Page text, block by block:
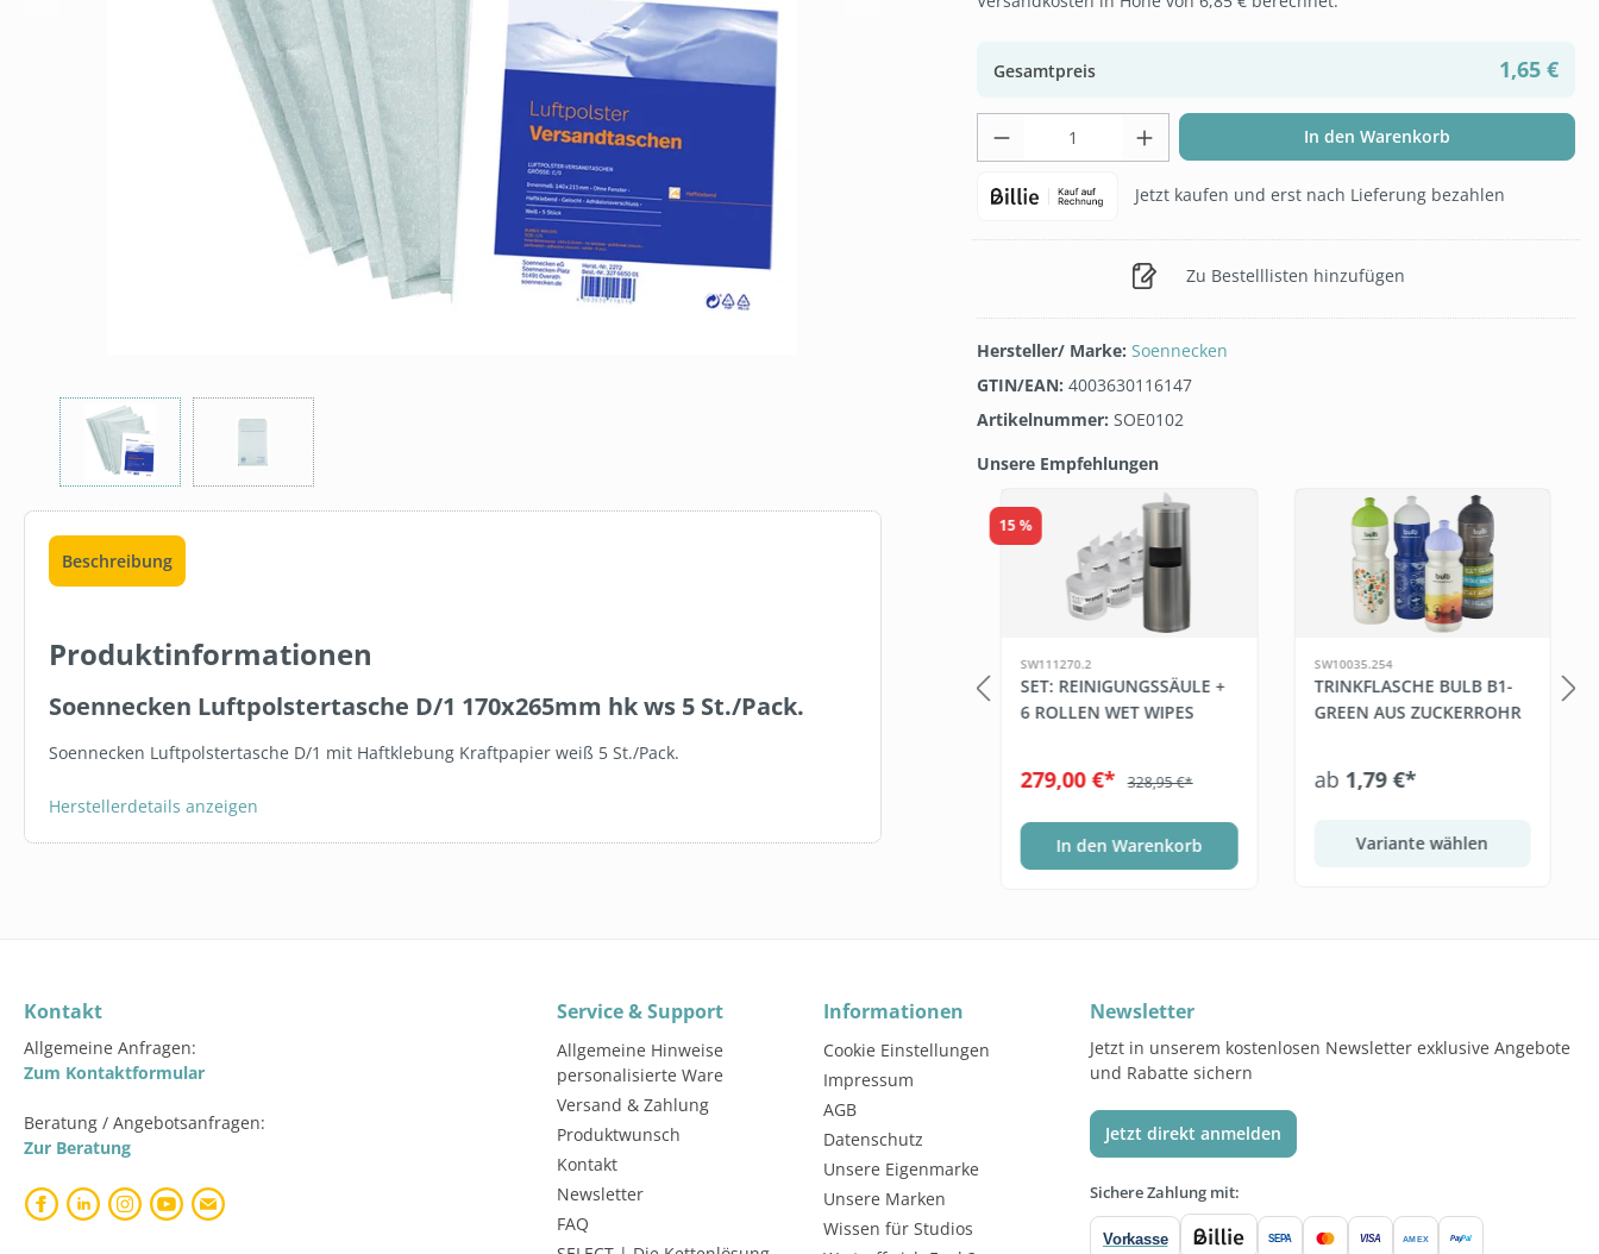
Beschreibung
Produktinformationen
Soennecken Luftpolstertasche D/1 170x265mm hk ws 5 St./Pack.
Soennecken Luftpolstertasche D/1 mit Haftklebung Kraftpapier weiß 5 St./Pack.
Herstellerdetails anzeigen
Gesamtpreis 1,65 €
Produkt Anzahl: Gib den gewünschten Wert
In den Warenkorb
Jetzt kaufen und erst nach Lieferung bezahlen
Zu Bestelllisten hinzufügen
Hersteller/ Marke: Soennecken
GTIN/EAN: 4003630116147
Artikelnummer: SOE0102
Unsere Empfehlungen
Produktgalerie überspringen
GETRÄNKEKONZENTRAT
5 Liter
In den Warenkorb
GETRÄNKEKONZENTRAT
In den Warenkorb
15 %
SW111270.2
SET: REINIGUNGSSÄULE +
6 ROLLEN WET WIPES
279,00 €* 328,95 €*
In den Warenkorb
SW10035.254
TRINKFLASCHE BULB B1-
GREEN AUS ZUCKERROHR
ab 1,79 €*
Variante wählen
Kontakt
Allgemeine Anfragen:
Zum Kontaktformular
Beratung / Angebotsanfragen:
Zur Beratung
Service & Support
Allgemeine Hinweise
personalisierte Ware
Versand & Zahlung
Produktwunsch
Kontakt
Newsletter
FAQ
Informationen
Cookie Einstellungen
Impressum
AGB
Datenschutz
Unsere Eigenmarke
Unsere Marken
Wissen für Studios
Newsletter
Jetzt in unserem kostenlosen Newsletter exklusive Angebote
und Rabatte sichern
Jetzt direkt anmelden
Sichere Zahlung mit:
Vorkasse SEPA VISA AMEX PayPal